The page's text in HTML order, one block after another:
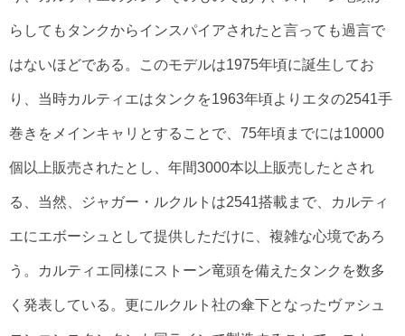
らしてもタンクからインスパイアされたと言っても過言で
はないほどである。このモデルは1975年頃に誕生してお
り、当時カルティエはタンクを1963年頃よりエタの2541手
巻きをメインキャリとすることで、75年頃までには10000
個以上販売されたとし、年間3000本以上販売したとされ
る、当然、ジャガー・ルクルトは2541搭載まで、カルティ
エにエボーシュとして提供しただけに、複雑な心境であろ
う。カルティエ同様にストーン竜頭を備えたタンクを数多
く発表している。更にルクルト社の傘下となったヴァシュ